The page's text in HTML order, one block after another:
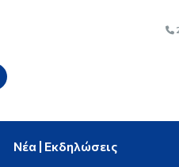
Νέα | Εκδηλώσεις